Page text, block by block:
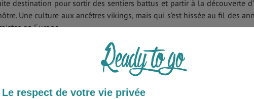
destination pour sortir des sentiers battus et partir à la découverte
Une culture aux ancêtres vikings, mais qui s’est hissée au fil des
en Europe.
plus que l’on peut imaginer ! Il suffit de s’aventurer dans sa
explorer
la Laponiepour profiter des aurores boréales ou
pour apprécier leurs charme ancien, qui côtoie si parfaitement
Le respect de votre vie privée